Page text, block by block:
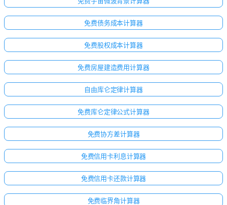
免费债务成本计算器
免费股权成本计算器
免费房屋建造费用计算器
自由库仑定律计算器
免费库仑定律公式计算器
免费协方差计算器
免费信用卡利息计算器
免费信用卡还款计算器
免费临界角计算器